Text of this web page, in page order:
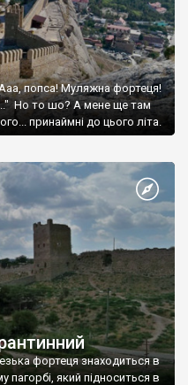
попса! Муляжна фортеця!
Но то шо? А мене ще там
принаймні до цього літа.
фортеця знаходиться в
пагорбі, який підноситься в